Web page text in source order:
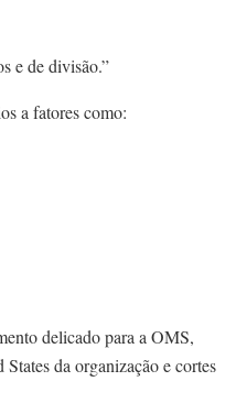
e de divisão.”
a fatores como:
delicado para a OMS,
da organização e cortes